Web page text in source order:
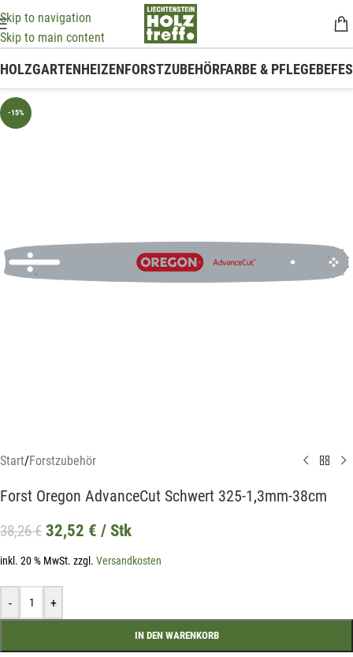
Skip to navigation
Skip to main content
HOLZGARTENHEIZENFORSTZUBEHÖRFARBE & PFLEGE
-15%
Start/Forstzubehör
Forst Oregon AdvanceCut Schwert 325-1,3mm-38cm
38,26€ 32,52 € / Stk
inkl. 20 % MwSt. zzgl. Versandkosten
- +
IN DEN WARENKORB